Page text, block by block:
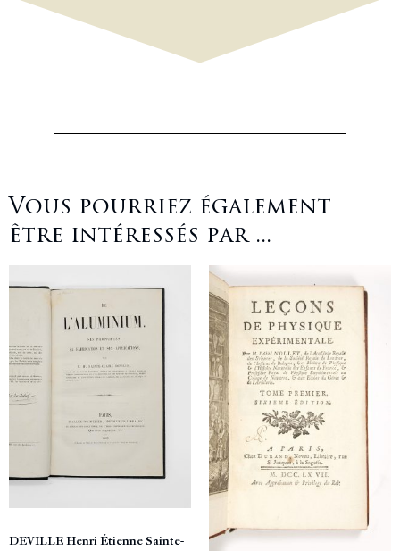
Vous pourriez également
être intéressés par ...
DEVILLE Henri Étienne Sainte-